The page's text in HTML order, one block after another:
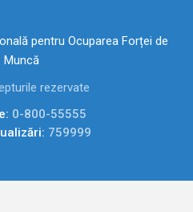
pentru Ocuparea Forței de
Muncă
rezervate
0-800-55555
759999